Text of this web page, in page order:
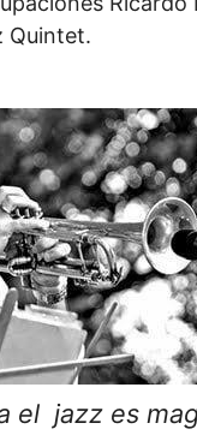
Quintet.
el jazz es